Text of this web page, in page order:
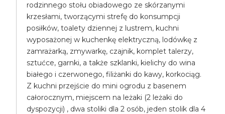
rodzinnego stołu obiadowego ze skórzanymi
krzesłami, tworzącymi strefę do konsumpcji
posiłków, toalety dziennej z lustrem, kuchni
wyposażonej w kuchenkę elektryczną, lodówkę z
zamrażarką, zmywarkę, czajnik, komplet talerzy,
sztućce, garnki, a także szklanki, kielichy do wina
białego i czerwonego, filiżanki do kawy, korkociąg.
Z kuchni przejście do mini ogrodu z basenem
całorocznym, miejscem na leżaki (2 leżaki do
dyspozycji) , dwa stoliki dla 2 osób, jeden stolik dla 4